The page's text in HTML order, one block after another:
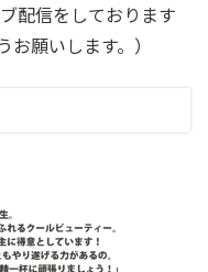
配信をしております
願いします。）